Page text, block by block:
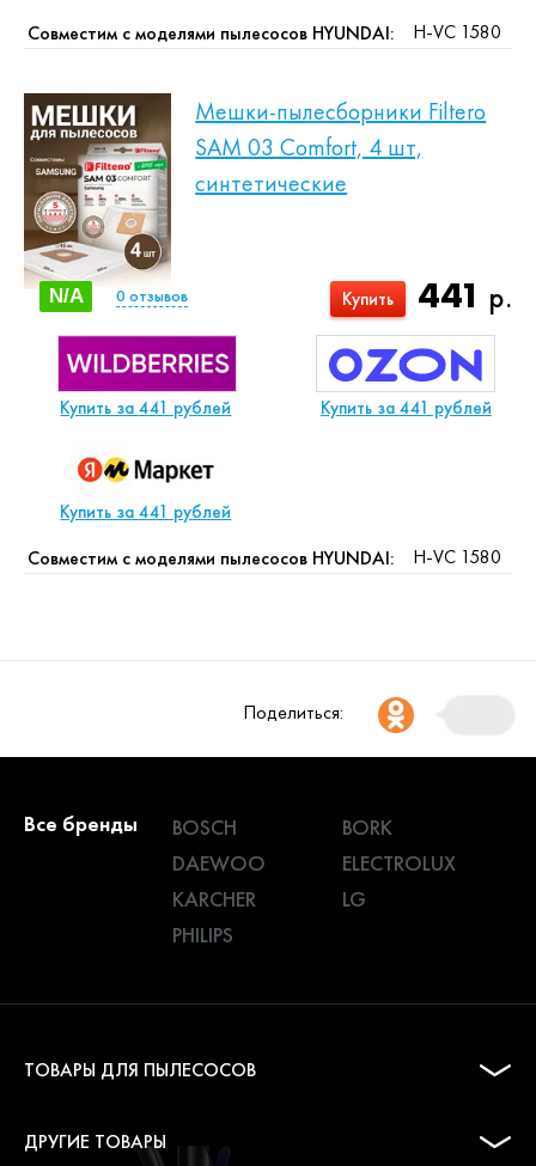
Совместим с моделями пылесосов HYUNDAI: H-VC 1580
Мешки-пылесборники Filtero
SAM 03 Comfort, 4 шт,
синтетические
441 р.
Купить
N/A 0 отзывов
Купить за 441 рублей Купить за 441 рублей
Купить за 441 рублей
Совместим с моделями пылесосов HYUNDAI: H-VC 1580
Поделиться:
Все бренды BOSCH
BORK
DAEWOO
ELECTROLUX
KARCHER
LG
PHILIPS
ТОВАРЫ ДЛЯ ПЫЛЕСОСОВ
ДРУГИЕ ТОВАРЫ